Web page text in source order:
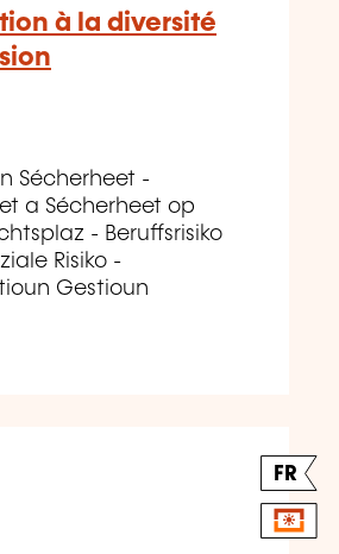
à la diversité
Sécherheet -
a Sécherheet op
- Beruffsrisiko
Risiko -
Gestioun
FR